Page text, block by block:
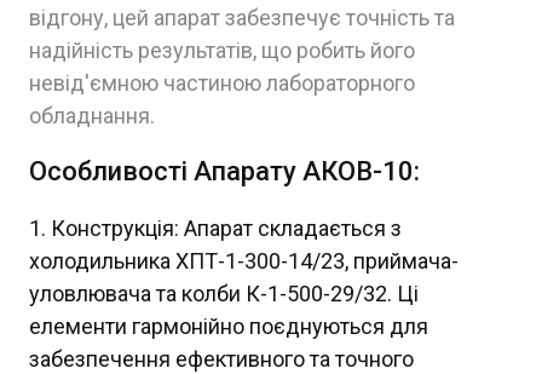
відгону, цей апарат забезпечує точність та
надійність результатів, що робить його
невід'ємною частиною лабораторного
обладнання.
Особливості Апарату АКОВ-10:
Конструкція: Апарат складається з
холодильника ХПТ-1-300-14/23, приймача-
уловлювача та колби К-1-500-29/32. Ці
елементи гармонійно поєднуються для
забезпечення ефективного та точного